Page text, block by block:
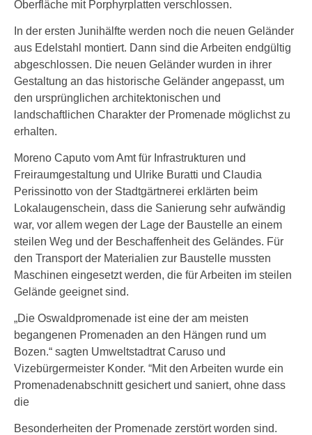
Oberfläche mit Porphyrplatten verschlossen.
In der ersten Junihälfte werden noch die neuen Geländer
aus Edelstahl montiert. Dann sind die Arbeiten endgültig
abgeschlossen. Die neuen Geländer wurden in ihrer
Gestaltung an das historische Geländer angepasst, um
den ursprünglichen architektonischen und
landschaftlichen Charakter der Promenade möglichst zu
erhalten.
Moreno Caputo vom Amt für Infrastrukturen und
Freiraumgestaltung und Ulrike Buratti und Claudia
Perissinotto von der Stadtgärtnerei erklärten beim
Lokalaugenschein, dass die Sanierung sehr aufwändig
war, vor allem wegen der Lage der Baustelle an einem
steilen Weg und der Beschaffenheit des Geländes. Für
den Transport der Materialien zur Baustelle mussten
Maschinen eingesetzt werden, die für Arbeiten im steilen
Gelände geeignet sind.
„Die Oswaldpromenade ist eine der am meisten
begangenen Promenaden an den Hängen rund um
Bozen.“ sagten Umweltstadtrat Caruso und
Vizebürgermeister Konder. “Mit den Arbeiten wurde ein
Promenadenabschnitt gesichert und saniert, ohne dass
die
Besonderheiten der Promenade zerstört worden sind.